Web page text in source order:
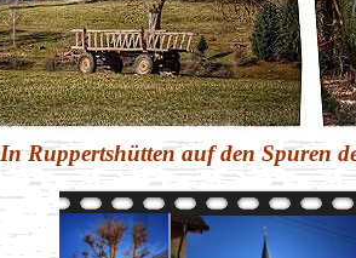
In Ruppertshütten auf den Spuren